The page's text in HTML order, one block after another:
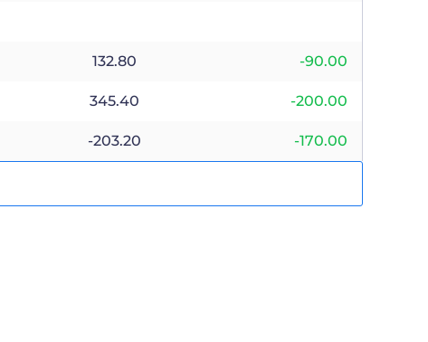
132.80 -90.00
345.40 -200.00
-203.20 -170.00